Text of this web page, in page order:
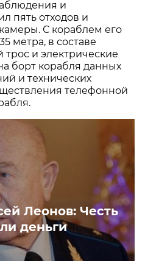
и
пять отходов и
С кораблем его
метра, в составе
трос и электрические
борт корабля данных
и технических
телефонной
Леонов: Честь
деньги